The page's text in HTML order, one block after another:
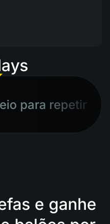
para repetir
e ganhe